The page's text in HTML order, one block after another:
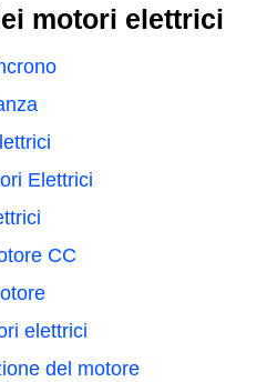
motori elettrici
Elettrici
CC
elettrici
del motore